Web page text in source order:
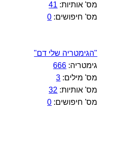
מס' אותיות: 41
מס' חיפושים: 0
"הגימטריה שלי דם"
גימטריה: 666
מס' מילים: 3
מס' אותיות: 32
מס' חיפושים: 0